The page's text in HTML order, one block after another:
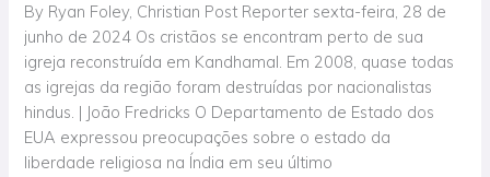
By Ryan Foley, Christian Post Reporter sexta-feira, 28 de
junho de 2024 Os cristãos se encontram perto de sua
igreja reconstruída em Kandhamal. Em 2008, quase todas
as igrejas da região foram destruídas por nacionalistas
hindus. | João Fredricks O Departamento de Estado dos
EUA expressou preocupações sobre o estado da
liberdade religiosa na Índia em seu último
à
liberdade
religiosa
na
Índia
–
Notícia